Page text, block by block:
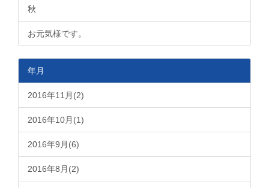
秋
お元気様です。
年月
2016年11月(2)
2016年10月(1)
2016年9月(6)
2016年8月(2)